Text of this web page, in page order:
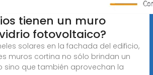
tienen un muro
fotovoltaico?
solares en la fachada del edificio,
muros cortina no sólo brindan un
sino que también aprovechan la